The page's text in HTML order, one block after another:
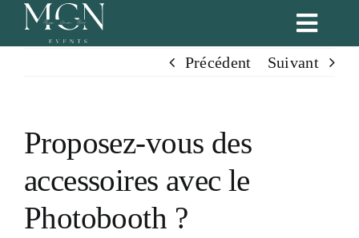
Passer
Toggle
Formules
Blog
Précédent Suivant
Proposez-vous des
accessoires avec le
Photobooth ?